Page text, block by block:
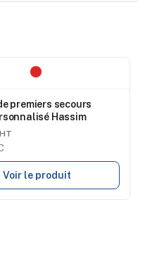
premiers secours
Hassim
Voir le produit